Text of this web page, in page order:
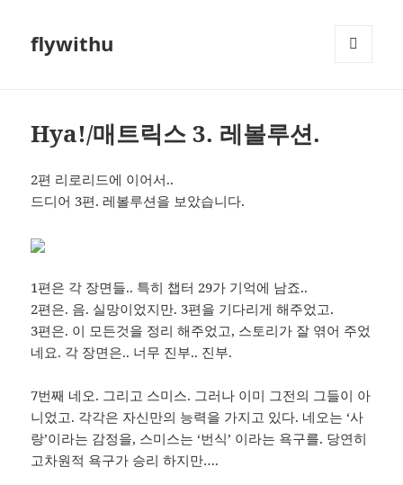
flywithu
Hya!/매트릭스 3. 레볼루션.
2편 리로리드에 이어서..
드디어 3편. 레볼루션을 보았습니다.
1편은 각 장면들.. 특히 챕터 29가 기억에 남죠..
2편은. 음. 실망이었지만. 3편을 기다리게 해주었고.
3편은. 이 모든것을 정리 해주었고, 스토리가 잘 엮어 주었
네요. 각 장면은.. 너무 진부.. 진부.
7번째 네오. 그리고 스미스. 그러나 이미 그전의 그들이 아
니었고. 각각은 자신만의 능력을 가지고 있다. 네오는 ‘사
랑’이라는 감정을, 스미스는 ‘번식’ 이라는 욕구를. 당연히
고차원적 욕구가 승리 하지만….